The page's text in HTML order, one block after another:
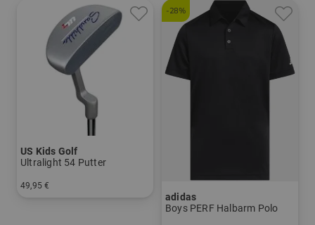
US Kids Golf
Ultralight 54 Putter
49,95 €
-28%
adidas
Boys PERF Halbarm Polo